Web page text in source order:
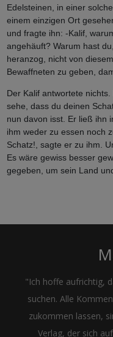
Edelsteinen, in einer
einem einzigen Ort
und fragte ihn: -Kalif,
angehäuft? Warum hast
heranzog, nicht von
Bewaffneten zu geben,
Der Kalif antwortete
sehe, dass du deinen
nun davon isst. Er ließ ihn
ihm weder zu essen noch
Schatz!, sagte er zu ihm.
Es wäre gewiss besser
gegeben, um sein Land
"Ich hoffe aufrichtig,
suchen. Alle
zukommen lassen,
Verlag, der sich